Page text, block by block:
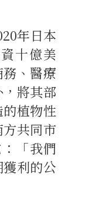
年日本
十億美
、醫療
將其部
植物性
共同市
「我們
利的公